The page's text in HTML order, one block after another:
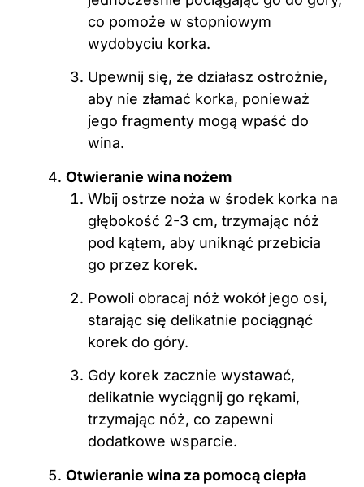
co pomoże w stopniowym
wydobyciu korka.
Upewnij się, że działasz ostrożnie,
aby nie złamać korka, ponieważ
jego fragmenty mogą wpaść do
wina.
Otwieranie wina nożem
Wbij ostrze noża w środek korka na
głębokość 2-3 cm, trzymając nóż
pod kątem, aby uniknąć przebicia
go przez korek.
Powoli obracaj nóż wokół jego osi,
starając się delikatnie pociągnąć
korek do góry.
Gdy korek zacznie wystawać,
delikatnie wyciągnij go rękami,
trzymając nóż, co zapewni
dodatkowe wsparcie.
Otwieranie wina za pomocą ciepła